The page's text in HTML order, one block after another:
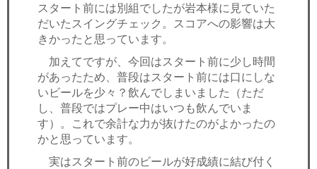
スタート前には別組でしたが岩本様に見ていた
だいたスイングチェック。スコアへの影響は大
きかったと思っています。
加えてですが、今回はスタート前に少し時間
があったため、普段はスタート前には口にしな
いビールを少々？飲んでしまいました（ただ
し、普段ではプレー中はいつも飲んでいま
す）。これで余計な力が抜けたのがよかったの
かと思っています。
実はスタート前のビールが好成績に結び付く